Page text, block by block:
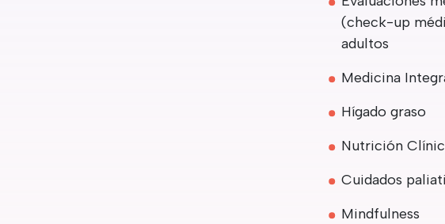
(check-up
adultos
Medicina
Hígado graso
Nutrición
Cuidados
Mindfulness